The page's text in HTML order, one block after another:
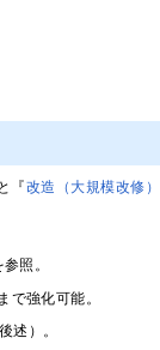
『改造（大規模改修）
参照。
まで強化可能。
述）。